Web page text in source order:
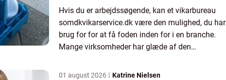
Hvis du er arbejdssøgende, kan et vikarbureau
somdkvikarservice.dk være den mulighed, du har
brug for for at få foden inden for i en branche.
Mange virksomheder har glæde af den
den ekspertis...
01 august 2026 Katrine Nielsen